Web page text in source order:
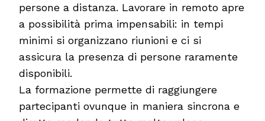
persone a distanza. Lavorare in remoto apre
a possibilità prima impensabili: in tempi
minimi si organizzano riunioni e ci si
assicura la presenza di persone raramente
disponibili.
La formazione permette di raggiungere
partecipanti ovunque in maniera sincrona e